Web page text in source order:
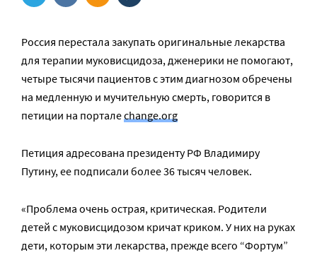
Россия перестала закупать оригинальные лекарства
для терапии муковисцидоза, дженерики не помогают,
четыре тысячи пациентов с этим диагнозом обречены
на медленную и мучительную смерть, говорится в
петиции на порталеchange.org
Петиция адресована президенту РФ Владимиру
Путину, ее подписали более 36 тысяч человек.
«Проблема очень острая, критическая. Родители
детей с муковисцидозом кричат криком. У них на руках
дети, которым эти лекарства, прежде всего “Фортум”